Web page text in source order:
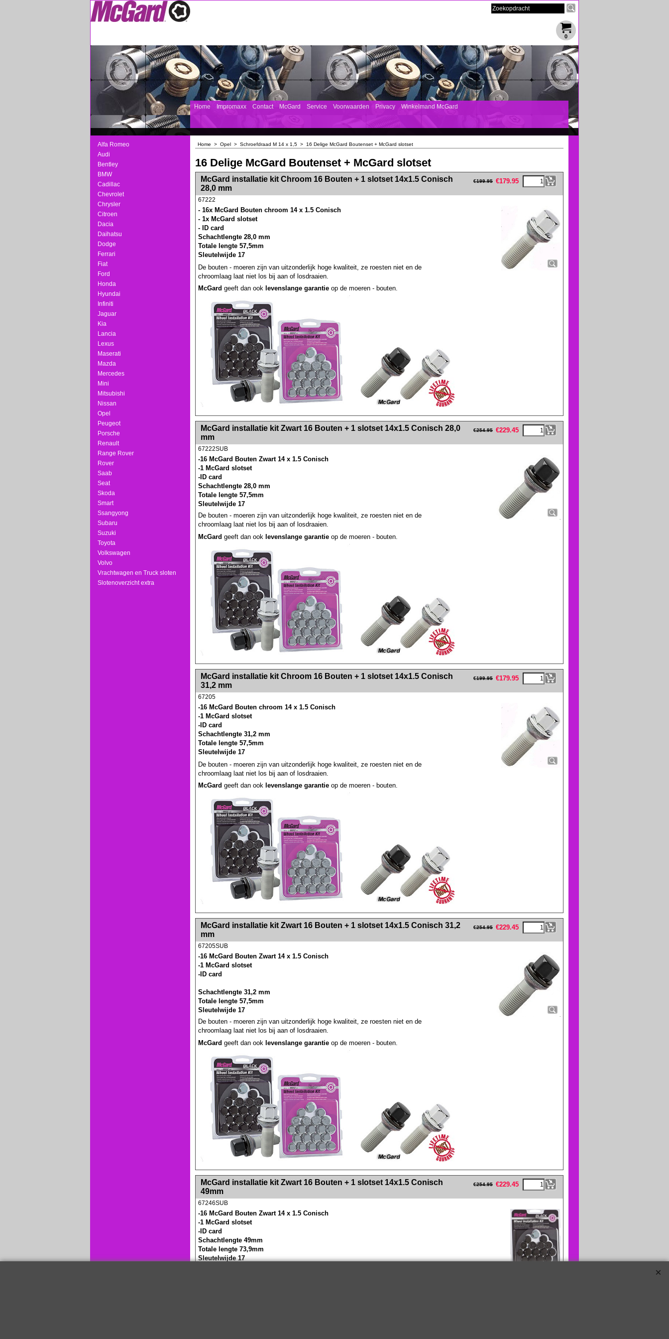
0
Home Impromaxx Contact McGard Service Voorwaarden Privacy Winkelmand McGard
Alfa Romeo
Audi
Bentley
BMW
Cadillac
Chevrolet
Chrysler
Citroen
Dacia
Daihatsu
Dodge
Ferrari
Fiat
Ford
Honda
Hyundai
Infiniti
Jaguar
Kia
Lancia
Lexus
Maserati
Mazda
Mercedes
Mini
Mitsubishi
Nissan
Opel
Peugeot
Porsche
Renault
Range Rover
Rover
Saab
Seat
Skoda
Smart
Ssangyong
Subaru
Suzuki
Toyota
Volkswagen
Volvo
Vrachtwagen en Truck sloten
Slotenoverzicht extra
Home > Opel > Schroefdraad M 14 x 1,5 > 16 Delige McGard Boutenset + McGard slotset
16 Delige McGard Boutenset + McGard slotset
<!-- MakeFullWidth0 --><!-- MakeFullWidth1 --><!-- MakeFullWidth2 --><!-- MakeFullWidth3 --><!-- MakeFullWidth4 --><!-- MakeFullWidth5 --><!-- MakeFullWidth6 --><!-- MakeFullWidth7 --><!-- MakeFullWidth8 --><!-- MakeFullWidth9 --><!-- MakeFullWidth10 --><!-- MakeFullWidth11 --><!-- MakeFullWidth12 --><!-- MakeFullWidth13 --><!-- MakeFullWidth14 --><!-- MakeFullWidth15 --><!-- MakeFullWidth16 --><!-- MakeFullWidth17 --><!-- MakeFullWidth18 --><!-- MakeFullWidth19 -->
McGard installatie kit Chroom 16 Bouten + 1 slotset 14x1.5 Conisch
28,0 mm
€199.95 €179.95
67222
- 16x McGard Bouten chroom 14 x 1.5 Conisch
- 1x McGard slotset
- ID card
Schachtlengte 28,0 mm
Totale lengte 57,5mm
Sleutelwijde 17
De bouten - moeren zijn van uitzonderlijk hoge kwaliteit, ze roesten niet en de
chroomlaag laat niet los bij aan of losdraaien.
McGard geeft dan ook levenslange garantie op de moeren - bouten.
<!-- MakeFullWidth0 --><!-- MakeFullWidth1 --><!-- MakeFullWidth2 --><!-- MakeFullWidth3 --><!-- MakeFullWidth4 --><!-- MakeFullWidth5 --><!-- MakeFullWidth6 --><!-- MakeFullWidth7 --><!-- MakeFullWidth8 --><!-- MakeFullWidth9 --><!-- MakeFullWidth10 --><!-- MakeFullWidth11 --><!-- MakeFullWidth12 --><!-- MakeFullWidth13 --><!-- MakeFullWidth14 --><!-- MakeFullWidth15 --><!-- MakeFullWidth16 --><!-- MakeFullWidth17 --><!-- MakeFullWidth18 --><!-- MakeFullWidth19 -->
McGard installatie kit Zwart 16 Bouten + 1 slotset 14x1.5 Conisch 28,0
mm
€254.95 €229.45
67222SUB
-16 McGard Bouten Zwart 14 x 1.5 Conisch
-1 McGard slotset
-ID card
Schachtlengte 28,0 mm
Totale lengte 57,5mm
Sleutelwijde 17
De bouten - moeren zijn van uitzonderlijk hoge kwaliteit, ze roesten niet en de
chroomlaag laat niet los bij aan of losdraaien.
McGard geeft dan ook levenslange garantie op de moeren - bouten.
<!-- MakeFullWidth0 --><!-- MakeFullWidth1 --><!-- MakeFullWidth2 --><!-- MakeFullWidth3 --><!-- MakeFullWidth4 --><!-- MakeFullWidth5 --><!-- MakeFullWidth6 --><!-- MakeFullWidth7 --><!-- MakeFullWidth8 --><!-- MakeFullWidth9 --><!-- MakeFullWidth10 --><!-- MakeFullWidth11 --><!-- MakeFullWidth12 --><!-- MakeFullWidth13 --><!-- MakeFullWidth14 --><!-- MakeFullWidth15 --><!-- MakeFullWidth16 --><!-- MakeFullWidth17 --><!-- MakeFullWidth18 --><!-- MakeFullWidth19 -->
McGard installatie kit Chroom 16 Bouten + 1 slotset 14x1.5 Conisch
31,2 mm
€199.95 €179.95
67205
-16 McGard Bouten chroom 14 x 1.5 Conisch
-1 McGard slotset
-ID card
Schachtlengte 31,2 mm
Totale lengte 57,5mm
Sleutelwijde 17
De bouten - moeren zijn van uitzonderlijk hoge kwaliteit, ze roesten niet en de
chroomlaag laat niet los bij aan of losdraaien.
McGard geeft dan ook levenslange garantie op de moeren - bouten.
<!-- MakeFullWidth0 --><!-- MakeFullWidth1 --><!-- MakeFullWidth2 --><!-- MakeFullWidth3 --><!-- MakeFullWidth4 --><!-- MakeFullWidth5 --><!-- MakeFullWidth6 --><!-- MakeFullWidth7 --><!-- MakeFullWidth8 --><!-- MakeFullWidth9 --><!-- MakeFullWidth10 --><!-- MakeFullWidth11 --><!-- MakeFullWidth12 --><!-- MakeFullWidth13 --><!-- MakeFullWidth14 --><!-- MakeFullWidth15 --><!-- MakeFullWidth16 --><!-- MakeFullWidth17 --><!-- MakeFullWidth18 --><!-- MakeFullWidth19 -->
McGard installatie kit Zwart 16 Bouten + 1 slotset 14x1.5 Conisch 31,2
mm
€254.95 €229.45
67205SUB
-16 McGard Bouten Zwart 14 x 1.5 Conisch
-1 McGard slotset
-ID card
Schachtlengte 31,2 mm
Totale lengte 57,5mm
Sleutelwijde 17
De bouten - moeren zijn van uitzonderlijk hoge kwaliteit, ze roesten niet en de
chroomlaag laat niet los bij aan of losdraaien.
McGard geeft dan ook levenslange garantie op de moeren - bouten.
<!-- MakeFullWidth0 --><!-- MakeFullWidth1 --><!-- MakeFullWidth2 --><!-- MakeFullWidth3 --><!-- MakeFullWidth4 --><!-- MakeFullWidth5 --><!-- MakeFullWidth6 --><!-- MakeFullWidth7 --><!-- MakeFullWidth8 --><!-- MakeFullWidth9 --><!-- MakeFullWidth10 --><!-- MakeFullWidth11 --><!-- MakeFullWidth12 --><!-- MakeFullWidth13 --><!-- MakeFullWidth14 --><!-- MakeFullWidth15 --><!-- MakeFullWidth16 --><!-- MakeFullWidth17 --><!-- MakeFullWidth18 --><!-- MakeFullWidth19 -->
McGard installatie kit Zwart 16 Bouten + 1 slotset 14x1.5 Conisch
49mm
€254.95 €229.45
67246SUB
-16 McGard Bouten Zwart 14 x 1.5 Conisch
-1 McGard slotset
-ID card
Schachtlengte 49mm
Totale lengte 73,9mm
Sleutelwijde 17